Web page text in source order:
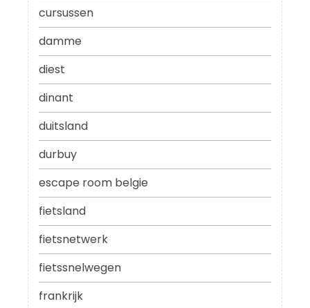
cursussen
damme
diest
dinant
duitsland
durbuy
escape room belgie
fietsland
fietsnetwerk
fietssnelwegen
frankrijk